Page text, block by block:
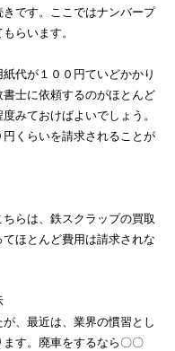
です。ここではナンバープ
らいます。
代が１００円ていどかかり
士に依頼するのがほとんど
みておけばよいでしょう。
くらいを請求されることが
らは、鉄スクラップの買取
ほとんど費用は請求されな
、最近は、業界の慣習とし
す。廃車をするなら〇〇